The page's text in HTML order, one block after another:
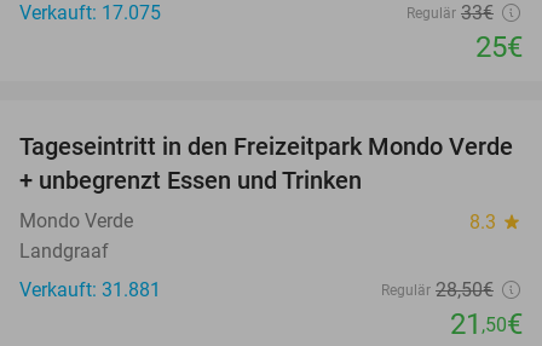
Verkauft: 17.075
Regulär 33€
25€
25%
Tageseintritt in den Freizeitpark Mondo Verde
+ unbegrenzt Essen und Trinken
Mondo Verde 8.3 star
Landgraaf
Verkauft: 31.881
Regulär 28,50€
21 ,50€